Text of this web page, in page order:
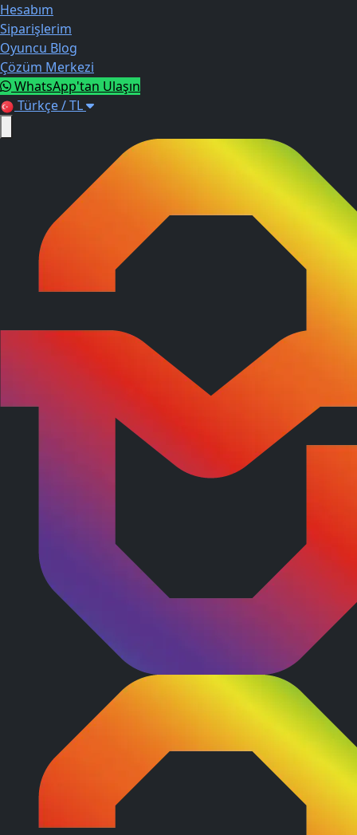
Hesabım
Siparişlerim
Oyuncu Blog
Çözüm Merkezi
WhatsApp'tan Ulaşın
Türkçe / TL